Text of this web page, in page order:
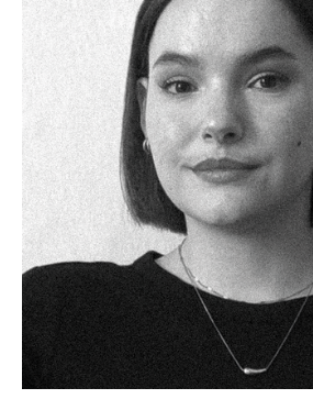
Bhupender Bindal
Benedikt Herz
Daniel Grenz
Bodo Neuss
Dr. Katja Knecht
Dr. David Kreis
José Manuel Piña Contreras
Sandra Rost